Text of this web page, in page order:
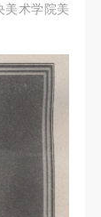
美术学院美